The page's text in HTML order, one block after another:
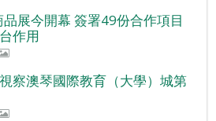
展今開幕 簽署49份合作項目
作用
察澳琴國際教育（大學）城第